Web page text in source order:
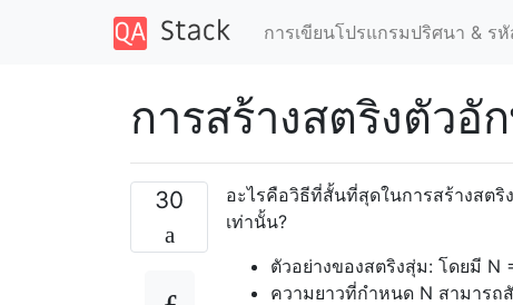
การเขียนโปรแกรมปริศนา & ร
การสร้างสตริงตัวอั
30
อะไรคือวิธีที่สั้นที่สุดในการสร้างสต
เท่านั้น?
ตัวอย่างของสตริงสุ่ม: โดยมี N
ความยาวที่กำหนด N สามารถ